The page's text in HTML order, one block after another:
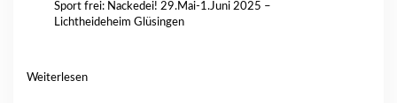
Sport frei: Nackedei! 29.Mai-1.Juni 2025 –
Lichtheideheim Glüsingen
Weiterlesen